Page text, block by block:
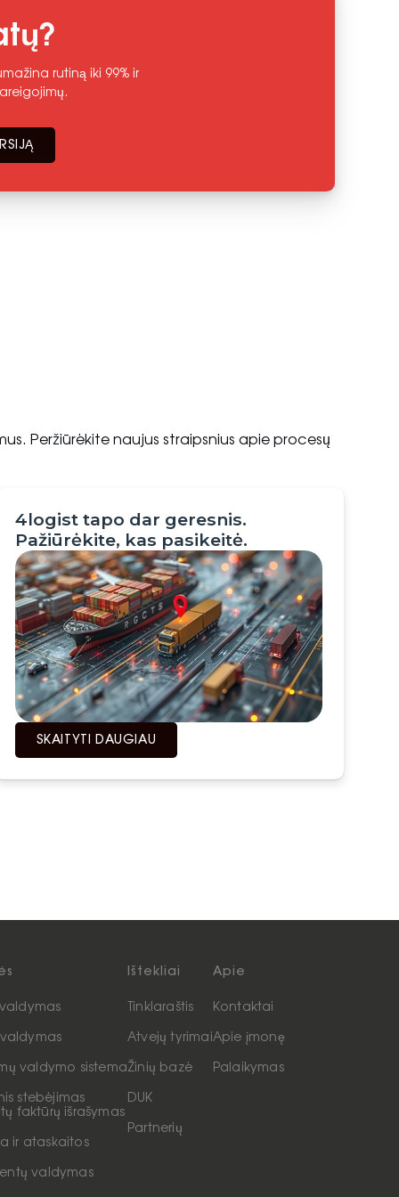
rutiną iki 99% ir
Peržiūrėkite naujus straipsnius apie procesų
4logist tapo dar geresnis.
Pažiūrėkite, kas pasikeitė.
SKAITYTI DAUGIAU
valdymo sistema
stebėjimas
faktūrų išrašymas
ir ataskaitos
valdymas
Ištekliai
Tinklaraštis
Atvejų tyrimai
Žinių bazė
DUK
Partnerių
Apie
Kontaktai
Apie įmonę
Palaikymas